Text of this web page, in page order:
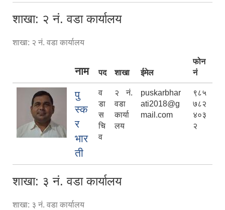
शाखा: २ नं. वडा कार्यालय
शाखा: २ नं. वडा कार्यालय
नाम पद शाखा ईमेल
फोन
नं
पु
स्क
र
भार
ती
व
डा
स
चि
व
२ नं.
वडा
कार्या
लय
puskarbhar
ati2018@g
mail.com
९८५
७८२
४०३
२
शाखा: ३ नं. वडा कार्यालय
शाखा: ३ नं. वडा कार्यालय